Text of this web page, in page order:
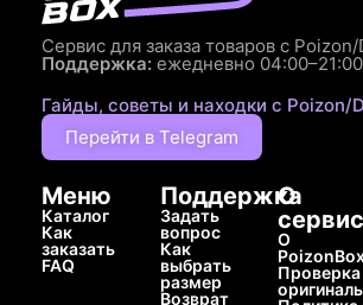
Сервис для заказа товаров с
Поддержка: ежедневно
Гайды, советы и находки с Poizon/
Перейти в Telegram
Меню
Каталог
Как
заказать
FAQ
Поддержка
Задать
вопрос
Как
выбрать
размер
Возврат
О
О
Проверка